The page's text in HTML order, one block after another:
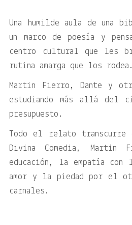
Una humilde aula de una
un marco de poesía y
centro cultural que les
rutina amarga que los
Martin Fierro, Dante y
estudiando más allá
presupuesto.
Todo el relato
Divina Comedia,
educación, la empatía
amor y la piedad por el
carnales.